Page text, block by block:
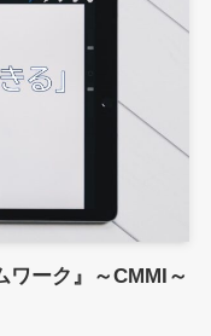
ワーク』～CMMI～